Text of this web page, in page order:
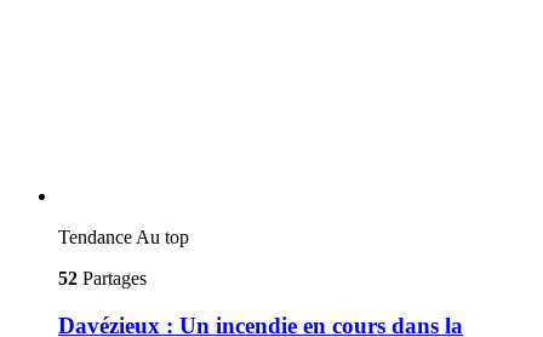
Tendance Au top
52 Partages
Davézieux : Un incendie en cours dans la